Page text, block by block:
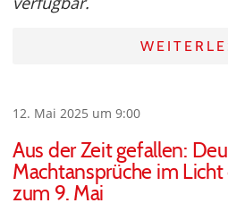
12. Mai 2025 um 9:00
Aus der Zeit gefallen:
Machtansprüche im Licht
zum 9. Mai